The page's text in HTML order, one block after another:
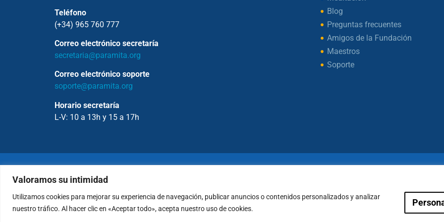
Valoramos su intimidad
Utilizamos cookies para mejorar su experiencia de navegación, publicar anuncios o contenidos personalizados y analizar
nuestro tráfico. Al hacer clic en «Aceptar todo», acepta nuestro uso de cookies.
Teléfono
(+34) 965 760 777
Correo electrónico secretaría
secretaria@paramita.org
Correo electrónico soporte
soporte@paramita.org
Horario secretaría
L-V: 10 a 13h y 15 a 17h
Blog
Preguntas frecuentes
Amigos de la Fundación
Maestros
Soporte
Política de Privacidad Condiciones de Pagos Política de Cookies